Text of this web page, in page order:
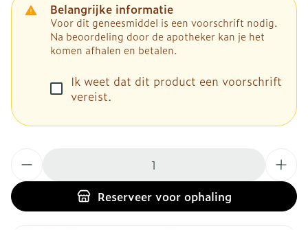
Belangrijke informatie
Voor dit geneesmiddel is een voorschrift nodig.
Na beoordeling door de apotheker kan je het
komen afhalen en betalen.
Ik weet dat dit product een voorschrift
vereist.
Reserveervoor ophaling